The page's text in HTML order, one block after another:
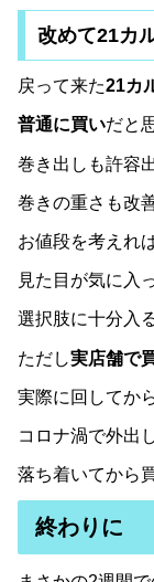
改めて21カ
戻って来た21カ
普通に買いだと
巻き出しも許容
巻きの重さも改
お値段を考えれ
見た目が気に入
選択肢に十分入
ただし実店舗で
実際に回してか
コロナ渦で外出
落ち着いてから
終わりに